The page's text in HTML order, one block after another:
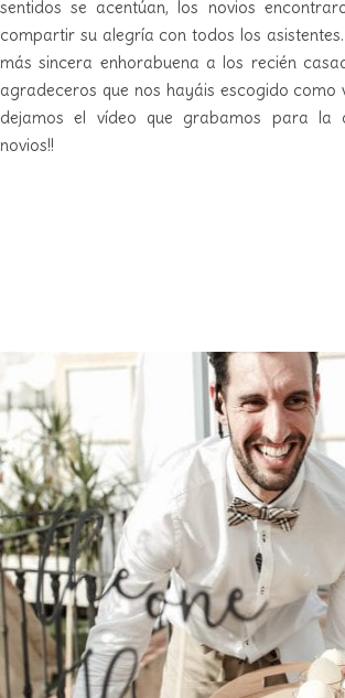
sentidos se acentúan, los novios
compartir su alegría con todos los
más sincera enhorabuena a los recién
agradeceros que nos hayáis escogido como
dejamos el vídeo que grabamos para la
novios!!